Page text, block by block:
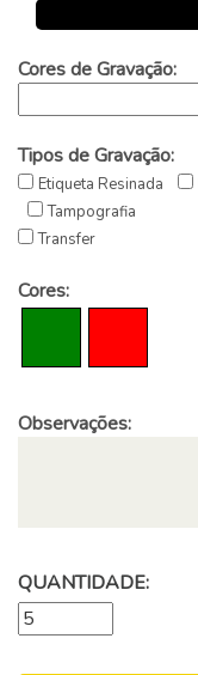
Cores de Gravação:
Tipos de Gravação:
Etiqueta Resinada
Tampografia
Transfer
Cores:
Observações:
QUANTIDADE: